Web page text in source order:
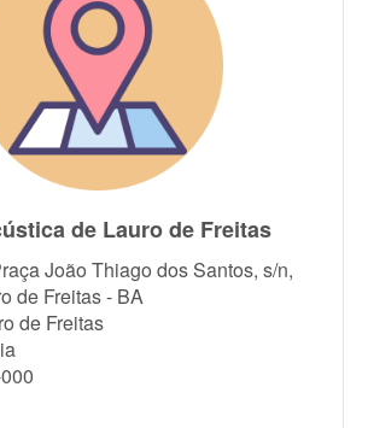
de Lauro de Freitas
João Thiago dos Santos, s/n,
de Freitas - BA
de Freitas